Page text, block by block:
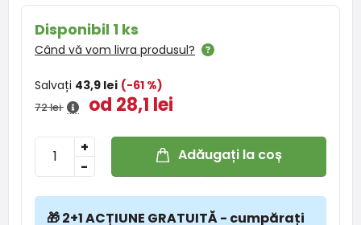
Disponibil 1 ks
Când vă vom livra produsul?
Salvați 43,9 lei (-61 %)
72 lei od 28,1 lei
-
+ Adăugați la coș
🎁 2+1 ACȚIUNE GRATUITĂ - cumpărați